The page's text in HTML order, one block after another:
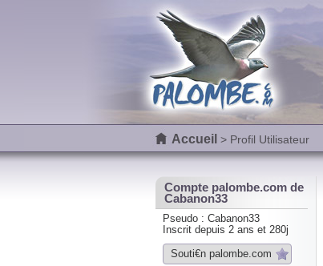
Accueil > Profil Utilisateur
Compte palombe.com de
Cabanon33
Pseudo : Cabanon33
Inscrit depuis 2 ans et 280j
Souti€n palombe.com